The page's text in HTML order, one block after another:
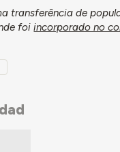
transferência de
foiincorporado no